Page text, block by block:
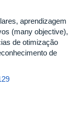
aprendizagem
(many objective),
de otimização
de